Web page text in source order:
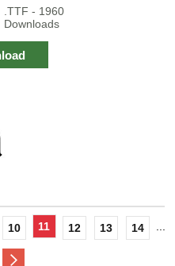
.TTF - 1960
Downloads
10 11 12 13 14